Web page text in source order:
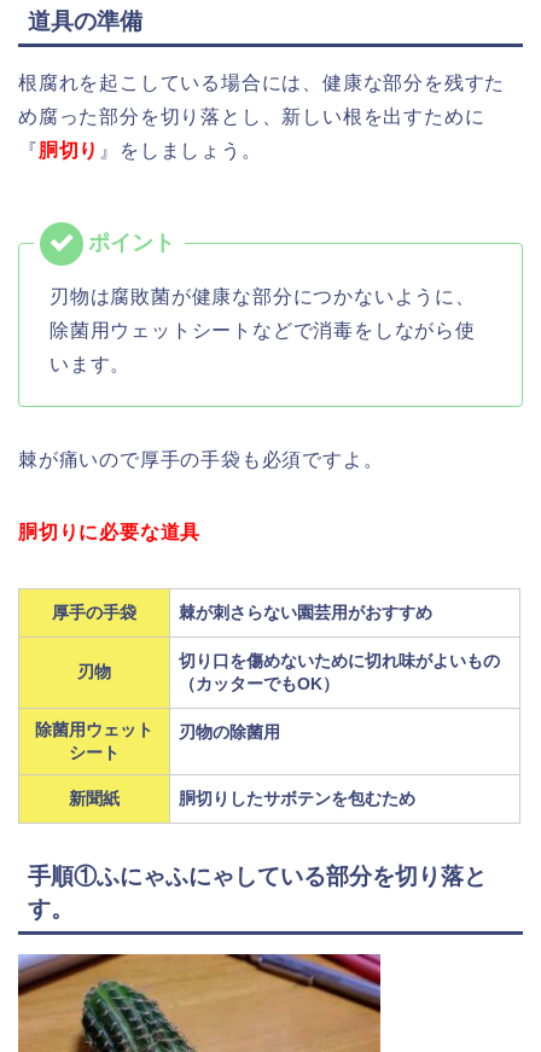
道具の準備
根腐れを起こしている場合には、健康な部分を残すた
め腐った部分を切り落とし、新しい根を出すために
『胴切り 』をしましょう。
刃物は腐敗菌が健康な部分につかないように、
除菌用ウェットシートなどで消毒をしながら使
います。
棘が痛いので厚手の手袋も必須ですよ。
胴切りに必要な道具
厚手の手袋 棘が刺さらない園芸用がおすすめ
刃物
切り口を傷めないために切れ味がよいもの
（カッターでもOK）
除菌用ウェット
シート
刃物の除菌用
新聞紙 胴切りしたサボテンを包むため
手順①ふにゃふにゃしている部分を切り落と
す。